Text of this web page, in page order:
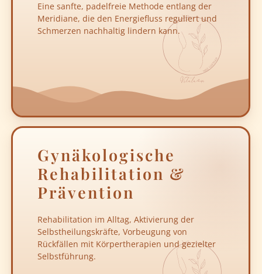
Eine sanfte, padelfreie Methode entlang der
Meridiane, die den Energiefluss reguliert und
Schmerzen nachhaltig lindern kann.
Gynäkologische
Rehabilitation &
Prävention
Rehabilitation im Alltag, Aktivierung der
Selbstheilungskräfte, Vorbeugung von
Rückfällen mit Körpertherapien und gezielter
Selbstführung.